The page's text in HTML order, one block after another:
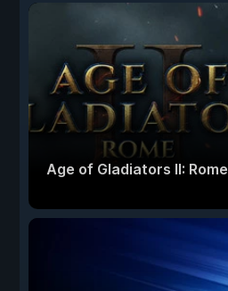
Age of Gladiators II: Rome